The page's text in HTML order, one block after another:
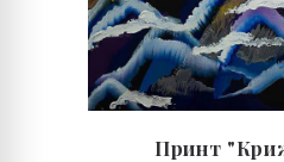
Принт